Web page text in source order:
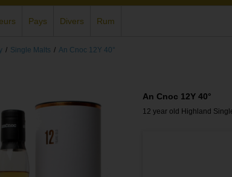
Pays Divers Rum
/ Single Malts / An Cnoc 12Y 40°
An Cnoc 12Y 40°
12 year old Highland